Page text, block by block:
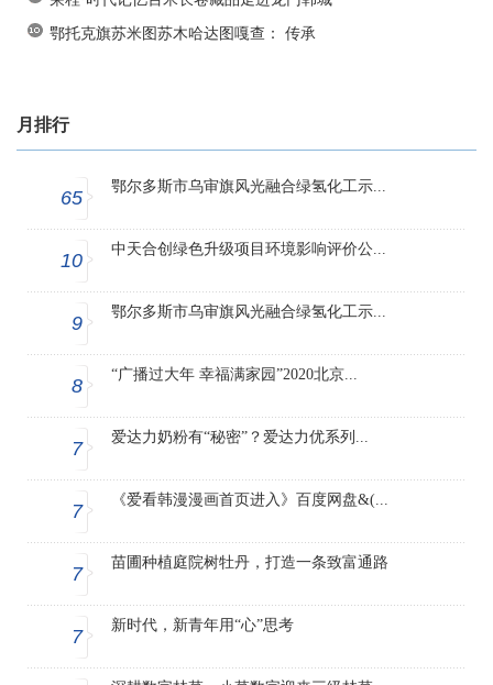
鄂托克旗苏米图苏木哈达图嘎查： 传承
月排行
65
鄂尔多斯市乌审旗风光融合绿氢化工示...
10
中天合创绿色升级项目环境影响评价公...
9
鄂尔多斯市乌审旗风光融合绿氢化工示...
8
“广播过大年 幸福满家园”2020北京...
7
爱达力奶粉有“秘密”？爱达力优系列...
7
《爱看韩漫漫画首页进入》百度网盘&(...
7
苗圃种植庭院树牡丹，打造一条致富通路
7
新时代，新青年用“心”思考